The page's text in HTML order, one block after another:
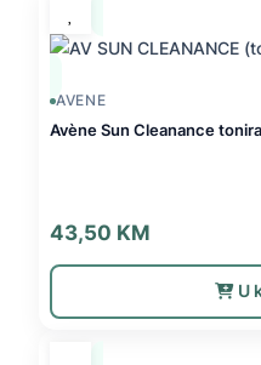
AVENE
Avène Sun Cleanance
43,50 KM
U